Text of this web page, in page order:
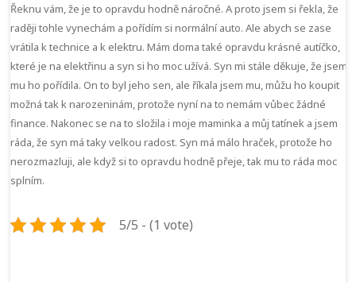
Řeknu vám, že je to opravdu hodně náročné. A proto jsem si řekla, že
raději tohle vynechám a pořídím si normální auto. Ale abych se zase
vrátila k technice a k elektru. Mám doma také opravdu krásné autíčko,
které je na elektřinu a syn si ho moc užívá. Syn mi stále děkuje, že jsem
mu ho pořídila. On to byl jeho sen, ale říkala jsem mu, můžu ho koupit
možná tak k narozeninám, protože nyní na to nemám vůbec žádné
finance. Nakonec se na to složila i moje maminka a můj tatínek a jsem
ráda, že syn má taky velkou radost. Syn má málo hraček, protože ho
nerozmazluji, ale když si to opravdu hodně přeje, tak mu to ráda moc
splním.
5/5 - (1 vote)